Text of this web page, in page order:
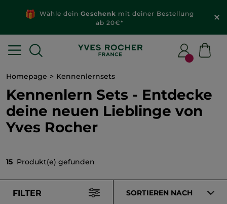
Wähle dein Geschenk mit deiner Bestellung
ab 20€*
Homepage Kennenlernsets
Kennenlern Sets - Entdecke
deine neuen Lieblinge von
Yves Rocher
15 Produkt(e) gefunden
FILTER SORTIEREN NACH